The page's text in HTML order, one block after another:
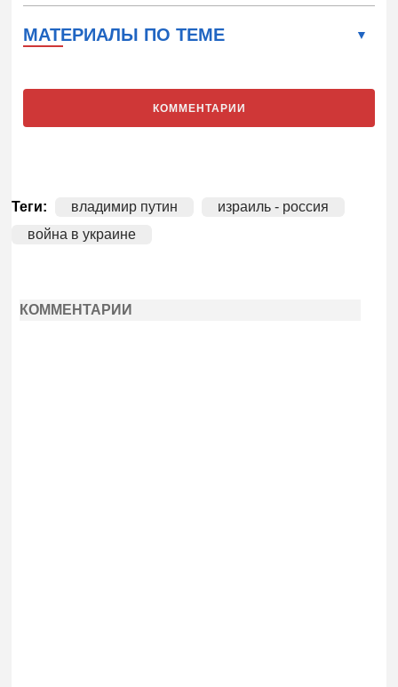
МАТЕРИАЛЫ ПО ТЕМЕ
КОММЕНТАРИИ
Теги: владимир путин
израиль - россия
война в украине
КОММЕНТАРИИ